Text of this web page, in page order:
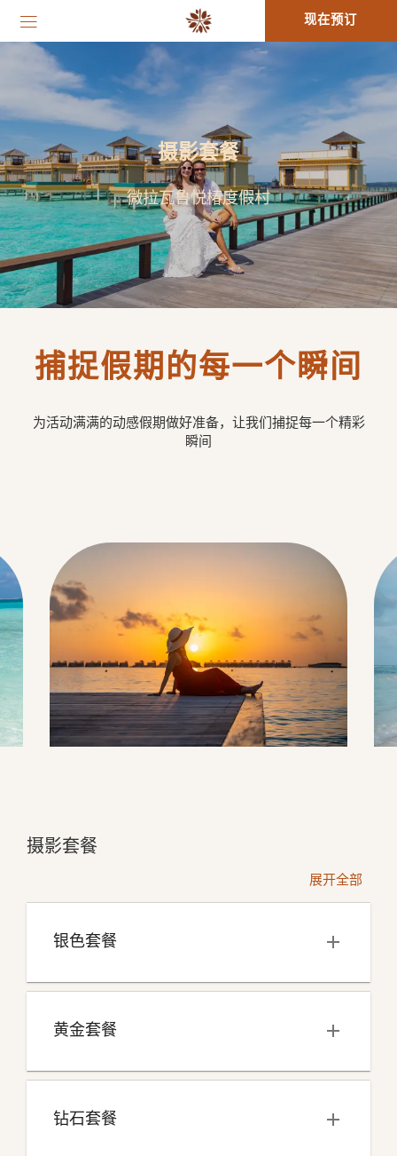
现在预订
摄影套餐
微拉瓦鲁悦椿度假村
捕捉假期的每一个瞬间
为活动满满的动感假期做好准备，让我们捕捉每一个精彩
瞬间
摄影套餐
展开全部
银色套餐
黄金套餐
钻石套餐